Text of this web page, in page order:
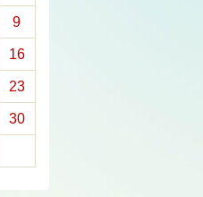
9
16
23
30